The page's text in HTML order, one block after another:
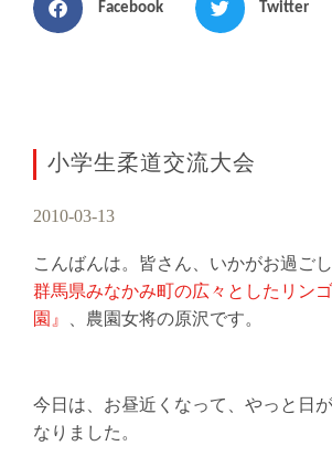
Facebook Twitter
小学生柔道交流大会
2010-03-13
こんばんは。皆さん、いかがお過ご
群馬県みなかみ町の広々としたリン
園』
、農園女将の原沢です。
今日は、お昼近くなって、やっと日
なりました。